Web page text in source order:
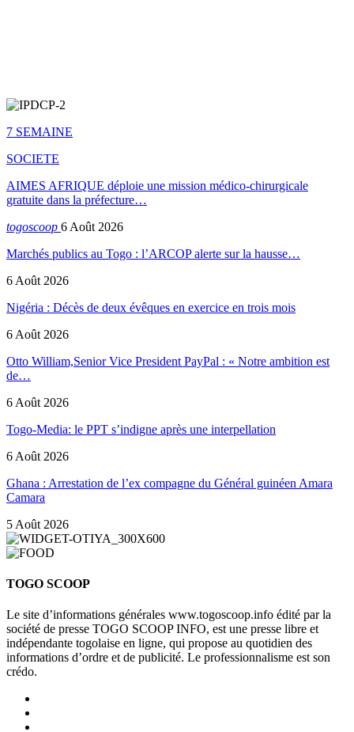
7 SEMAINE
SOCIETE
AIMES AFRIQUE déploie une mission médico-chirurgicale
gratuite dans la préfecture…
togoscoop 6 Août 2026
Marchés publics au Togo : l’ARCOP alerte sur la hausse…
6 Août 2026
Nigéria : Décès de deux évêques en exercice en trois mois
6 Août 2026
Otto William,Senior Vice President PayPal : « Notre ambition est
de…
6 Août 2026
Togo-Media: le PPT s’indigne après une interpellation
6 Août 2026
Ghana : Arrestation de l’ex compagne du Général guinéen Amara
Camara
5 Août 2026
TOGO SCOOP
Le site d’informations générales www.togoscoop.info édité par la
société de presse TOGO SCOOP INFO, est une presse libre et
indépendante togolaise en ligne, qui propose au quotidien des
informations d’ordre et de publicité. Le professionnalisme est son
crédo.